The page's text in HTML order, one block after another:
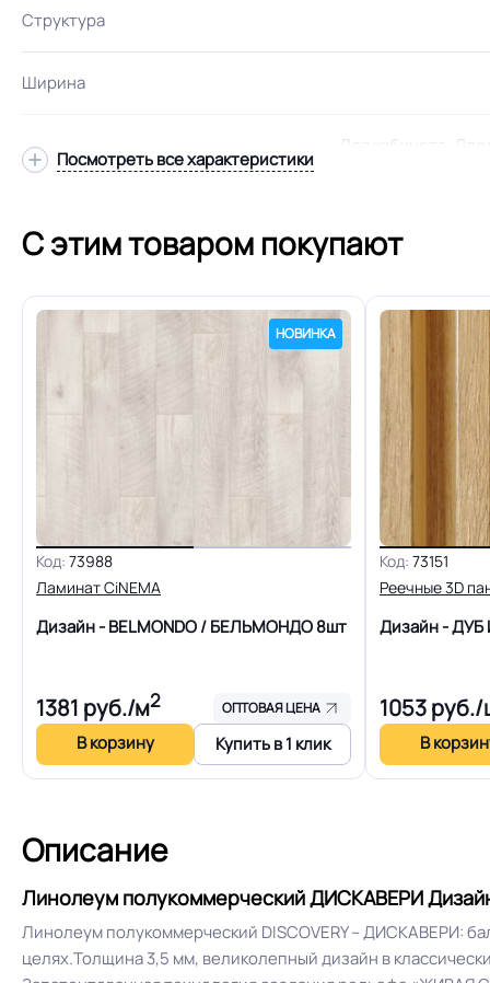
Структура
Ширина
Для кабинета, Для
размеров
Коэффициент противоскольжения
Срок службы
Полы с подогревом (max +27C)
Система примыкания к стенам
Истираемость, не более г/кв.м.
Посмотреть все характеристики
С этим товаром покупают
НОВИНКА
Код: 73988
Ламинат CiNEMA
Дизайн - BELMONDO / БЕЛЬМОНДО8шт
1381 руб./м2 ОПТОВАЯ ЦЕНА
В корзину Купить в 1 клик
Код: 73151
Реечные 3D
Дизайн -
1053руб./
В
Описание
Линолеум полукоммерческий ДИСКАВЕРИ
Линолеум полукоммерческий DISCOVERY – ДИСКАВЕРИ:
целях.Толщина 3,5 мм, великолепный дизайн в